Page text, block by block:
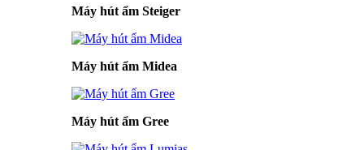
Máy hút ẩm Steiger
Máy hút ẩm Midea
Máy hút ẩm Gree